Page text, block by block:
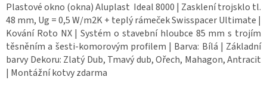
Plastové okno (okna) Aluplast Ideal 8000 | Zasklení trojsklo tl.
48 mm, Ug = 0,5 W/m2K + teplý rámeček Swisspacer Ultimate |
Kování Roto NX | Systém o stavební hloubce 85 mm s trojím
těsněním a šesti-komorovým profilem | Barva: Bílá | Základní
barvy Dekoru: Zlatý Dub, Tmavý dub, Ořech, Mahagon, Antracit
| Montážní kotvy zdarma